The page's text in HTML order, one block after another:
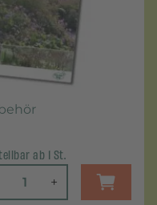
ab 1 St.
+